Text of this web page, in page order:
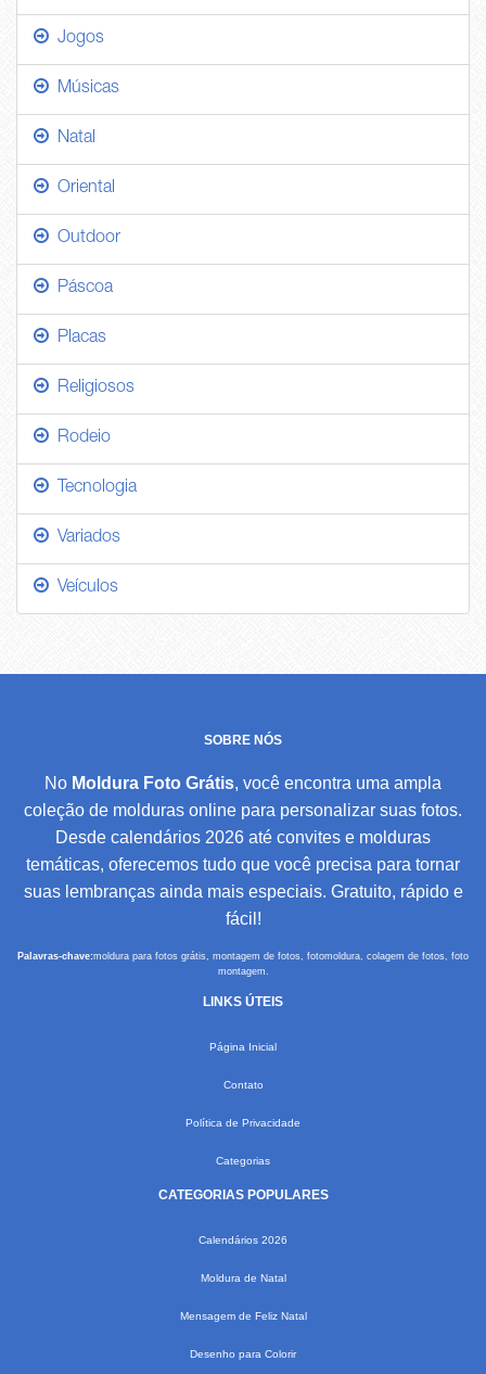
Jogos
Músicas
Natal
Oriental
Outdoor
Páscoa
Placas
Religiosos
Rodeio
Tecnologia
Variados
Veículos
SOBRE NÓS
No Moldura Foto Grátis, você encontra uma ampla
coleção de molduras online para personalizar suas fotos.
Desde calendários 2026 até convites e molduras
temáticas, oferecemos tudo que você precisa para tornar
suas lembranças ainda mais especiais. Gratuito, rápido e
fácil!
Palavras-chave:moldura para fotos grátis, montagem de fotos, fotomoldura, colagem de fotos, foto
montagem.
LINKS ÚTEIS
Página Inicial
Contato
Política de Privacidade
Categorias
CATEGORIAS POPULARES
Calendários 2026
Moldura de Natal
Mensagem de Feliz Natal
Desenho para Colorir